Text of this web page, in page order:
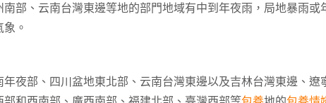
部、云南台灣東邊等地的部門地域有中到年夜雨，局地暴雨或
。
夜部、四川盆地東北部、云南台灣東邊以及吉林台灣東邊、遼